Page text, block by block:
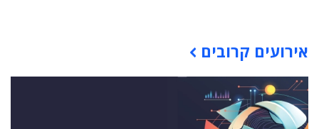
אירועים קרובים